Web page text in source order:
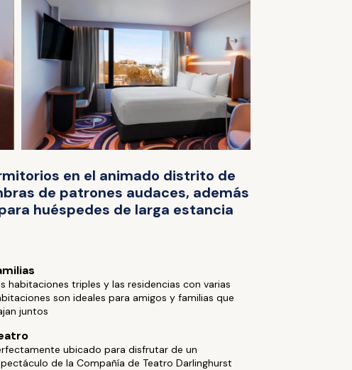
en el animado distrito de
de patrones audaces, además
huéspedes de larga estancia
habitaciones triples y las residencias con varias
son ideales para amigos y familias que
juntos
ubicado para disfrutar de un
de la Compañía de Teatro Darlinghurst